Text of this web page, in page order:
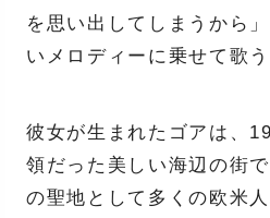
を思い出してしまうから
いメロディーに乗せて歌う
彼女が生まれたゴアは、
領だった美しい海辺の街
の聖地として多くの欧米